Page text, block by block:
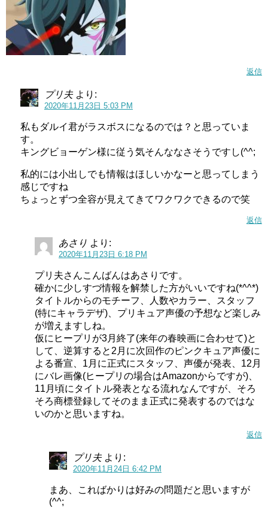
返信
プリ夫 より:
2020年11月23日 5:03 PM
私もダルイ君がラスボスになるのでは？と思っていま
す。
キングビョーゲン様に従う気そんななさそうですし(^^;
私的には小出しでも情報はほしいかなーと思ってしまう
感じですね
ちょっとずつ全容が見えてきてワクワクできるので笑
返信
あさり より:
2020年11月23日 6:18 PM
プリ夫さんこんばんはあさりです。
確かに少しすづ情報を解禁した方がいいですね(*^^*)
タイトルからのモチーフ、人数やカラー、スタッフ
(特にキャラデザ)、プリキュア声優の予想など楽しみ
が増えますしね。
仮にヒープリが3月終了(来年の春映画に合わせて)と
して、逆算すると2月に次回作のピンクキュア声優に
よる番宣、1月に正式にスタッフ、声優が発表、12月
にバレ画像(ヒープリの場合はAmazonからですが)、
11月頃にタイトル発表となる流れなんですが、そろ
そろ商標登録してそのまま正式に発表するのではな
いのかと思いますね。
返信
プリ夫 より:
2020年11月24日 6:42 PM
まあ、こればかりは好みの問題だと思いますが
(^^;